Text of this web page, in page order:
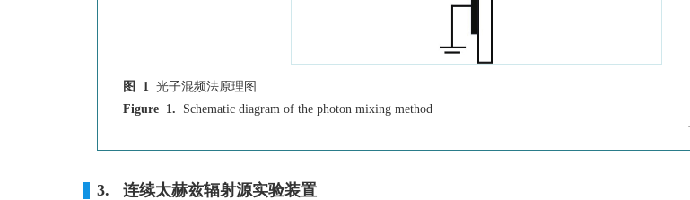
图 1
光子混频法原理图
Figure 1.
Schematic diagram of the photon mixing method
3. 连续太赫兹辐射源实验装置